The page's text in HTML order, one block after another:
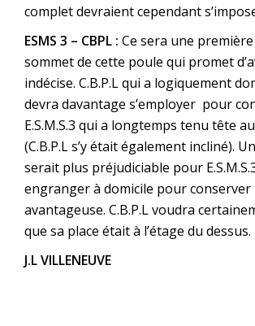
complet devraient cependant
ESMS 3 – CBPL : Ce sera une
sommet de cette poule qui promet
indécise. C.B.P.L qui a logiquement
devra davantage s’employer pour
E.S.M.S.3 qui a longtemps tenu tête
(C.B.P.L s’y était également incliné).
serait plus préjudiciable pour
engranger à domicile pour
avantageuse. C.B.P.L voudra
que sa place était à l’étage du
J.L VILLENEUVE